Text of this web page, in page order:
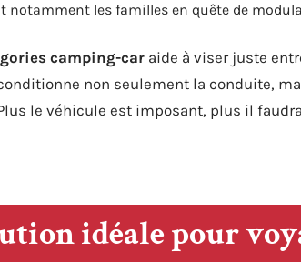
notamment les familles en quête de
camping-car aide à viser juste
non seulement la conduite,
le véhicule est imposant, plus il
idéale pour